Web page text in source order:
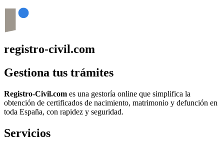
registro-civil.com
Gestiona tus trámites
Registro-Civil.com es una gestoría online que simplifica la
obtención de certificados de nacimiento, matrimonio y defunción en
toda España, con rapidez y seguridad.
Servicios